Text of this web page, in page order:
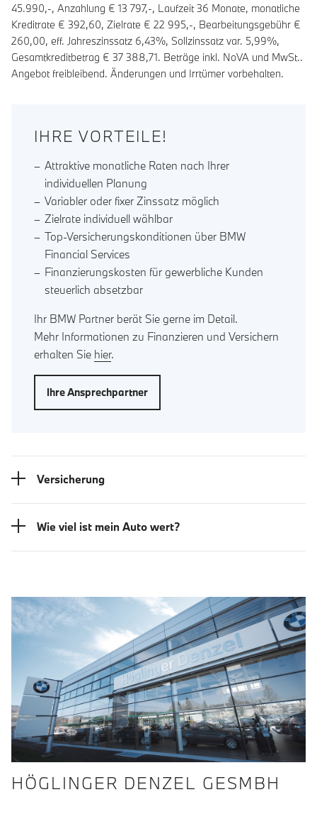
45.990,-, Anzahlung € 13 797,-, Laufzeit36 Monate, monatliche
Kreditrate € 392,60, Zielrate € 22 995,-, Bearbeitungsgebühr €
260,00, eff. Jahreszinssatz 6,43%, Sollzinssatz var. 5,99%,
Gesamtkreditbetrag € 37 388,71. Beträge inkl. NoVA und MwSt..
Angebot freibleibend. Änderungen und Irrtümer vorbehalten.
IHRE VORTEILE!
Attraktive monatliche Raten nach Ihrer
individuellen Planung
Variabler oder fixer Zinssatz möglich
Zielrate individuell wählbar
Top-Versicherungskonditionen über BMW
Financial Services
Finanzierungskosten für gewerbliche Kunden
steuerlich absetzbar
Ihr BMW Partner berät Sie gerne im Detail.
Mehr Informationen zu Finanzieren und Versichern
erhalten Sie hier.
Ihre Ansprechpartner
Versicherung
Wie viel ist mein Auto wert?
HÖGLINGER DENZEL GESMBH